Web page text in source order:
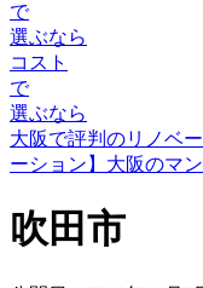
で
選ぶなら
コスト
で
選ぶなら
大阪で評判のリノベ
ーション】大阪のマ
吹田市